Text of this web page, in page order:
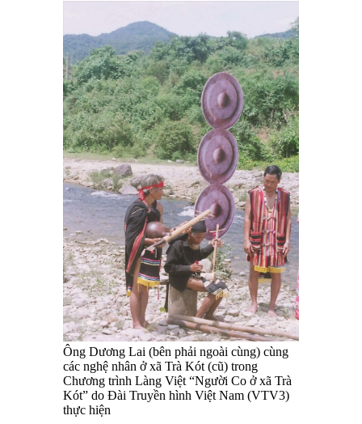
Ông Dương Lai (bên phải ngoài cùng) cùng
các nghệ nhân ở xã Trà Kót (cũ) trong
Chương trình Làng Việt “Người Co ở xã Trà
Kót” do Đài Truyền hình Việt Nam (VTV3)
thực hiện